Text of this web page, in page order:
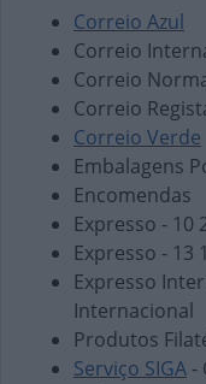
Correio Azul
Correio
Correio
Correio
Correio Verde
Embalagens
Encomendas
Expresso - 10
Expresso - 13
Expresso
Internacional
Produtos
Serviço SIGA -